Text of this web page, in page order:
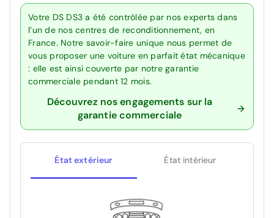
Votre DS DS3 a été contrôlée par nos experts dans
l’un de nos centres de reconditionnement, en
France. Notre savoir-faire unique nous permet de
vous proposer une voiture en parfait état mécanique
: elle est ainsi couverte par notre garantie
commerciale pendant 12 mois.
Découvrez nos engagements sur la
garantie commerciale
État extérieur État intérieur